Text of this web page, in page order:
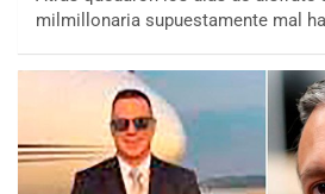
milmillonaria supuestamente mal